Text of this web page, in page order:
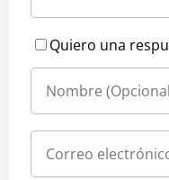
Quiero una